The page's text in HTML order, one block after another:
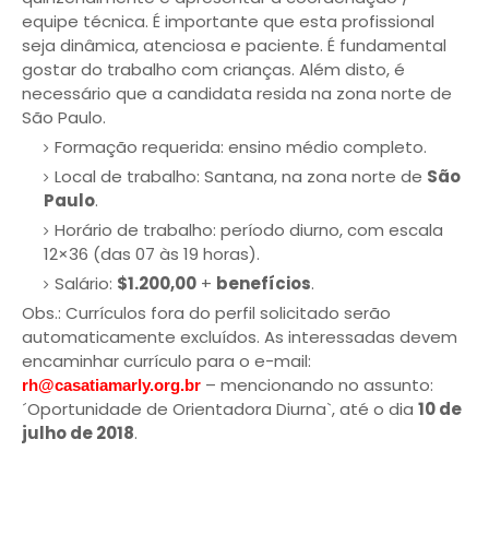
equipe técnica. É importante que esta profissional
seja dinâmica, atenciosa e paciente. É fundamental
gostar do trabalho com crianças. Além disto, é
necessário que a candidata resida na zona norte de
São Paulo.
Formação requerida: ensino médio completo.
Local de trabalho: Santana, na zona norte de São
Paulo.
Horário de trabalho: período diurno, com escala
12×36 (das 07 às 19 horas).
Salário: $1.200,00 + benefícios.
Obs.: Currículos fora do perfil solicitado serão
automaticamente excluídos. As interessadas devem
encaminhar currículo para o e-mail:
rh@casatiamarly.org.br – mencionando no assunto:
´Oportunidade de Orientadora Diurna`, até o dia 10 de
julho de 2018.